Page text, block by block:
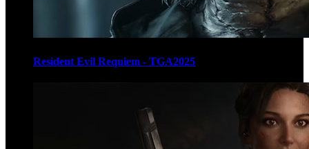
Resident Evil Requiem - TGA2025